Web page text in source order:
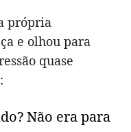
própria
e olhou para
quase
Não era para